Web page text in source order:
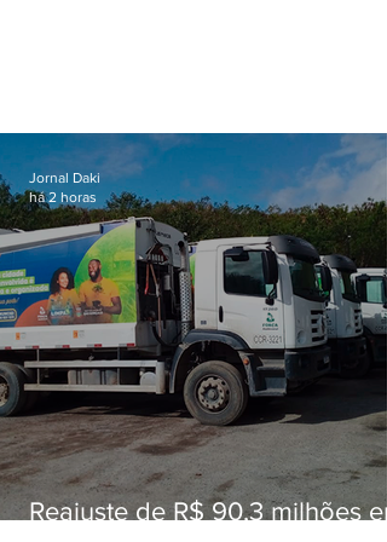
Reajuste de R$ 90,3 milhões
Jornal Daki
há 2 horas